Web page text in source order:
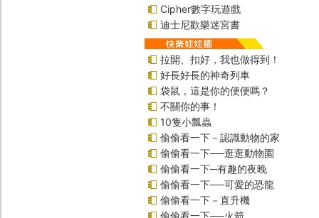
Cipher數字玩遊戲
迪士尼歡樂迷宮書
拉開、扣好，我也做得到！
好長好長的神奇列車
袋鼠，這是你的便便嗎？
不關你的事！
10隻小瓢蟲
偷偷看一下－認識動物的家
偷偷看一下──逛逛動物園
偷偷看一下─有趣的夜晚
偷偷看一下──可愛的恐龍
偷偷看一下－直升機
偷偷看一下──火箭